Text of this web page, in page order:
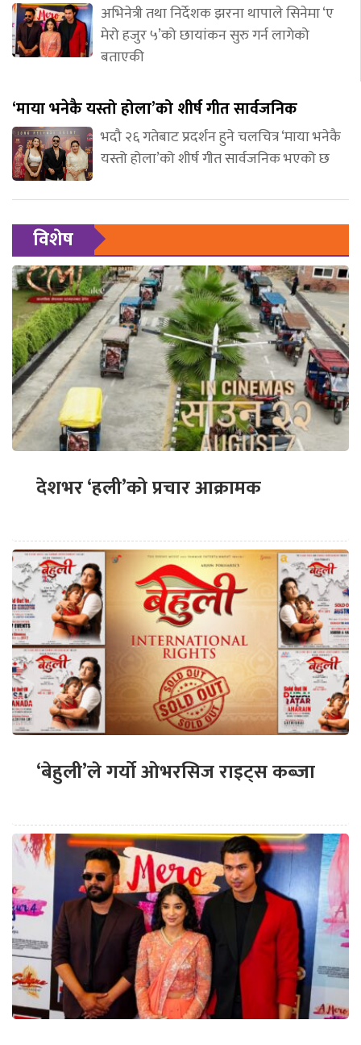
अभिनेत्री तथा निर्देशक झरना थापाले सिनेमा ‘ए
मेरो हजुर ५’को छायांकन सुरु गर्न लागेको
बताएकी
‘माया भनेकै यस्तो होला’को शीर्ष गीत सार्वजनिक
भदौ २६ गतेबाट प्रदर्शन हुने चलचित्र ‘माया भनेकै
यस्तो होला’को शीर्ष गीत सार्वजनिक भएको छ
विशेष
देशभर ‘हली’को प्रचार आक्रामक
‘बेहुली’ले गर्यो ओभरसिज राइट्स कब्जा